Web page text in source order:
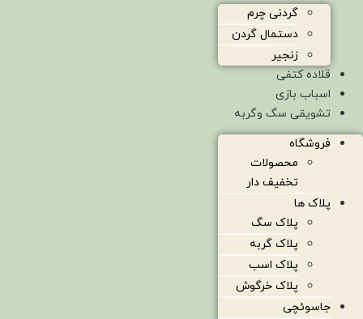
گردنی چرم
دستمال گردن
زنجیر
قلاده کتفی
اسباب بازی
تشویقی سگ وگربه
فروشگاه
محصولات
تخفیف دار
پلاک ها
پلاک سگ
پلاک گربه
پلاک اسب
پلاک خرگوش
جاسوئچی